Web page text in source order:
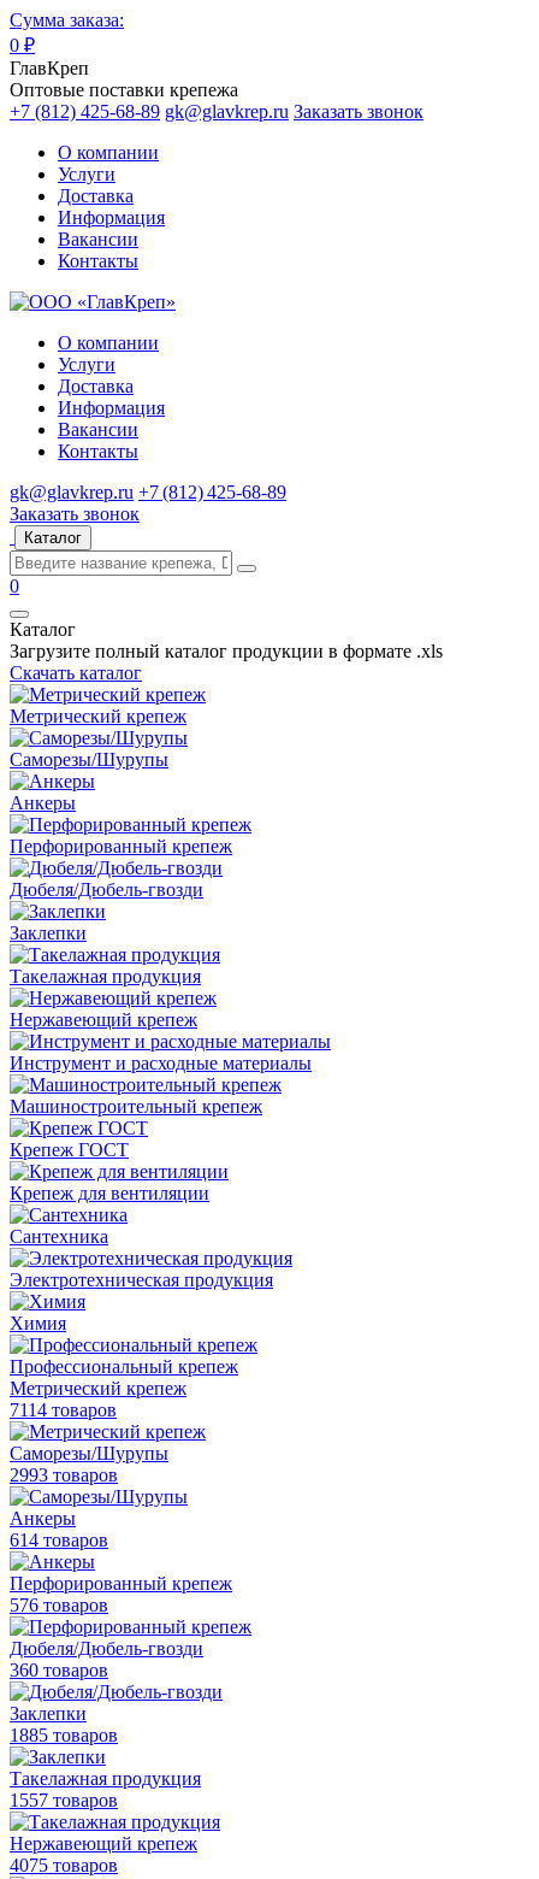
Сумма заказа:
0 ₽
ГлавКреп
Оптовые поставки крепежа
+7 (812) 425-68-89 gk@glavkrep.ru Заказать звонок
О компании
Услуги
Доставка
Информация
Вакансии
Контакты
О компании
Услуги
Доставка
Информация
Вакансии
Контакты
gk@glavkrep.ru +7 (812) 425-68-89
Заказать звонок
Каталог
0
Каталог
Загрузите полный каталог продукции в формате .xls
Скачать каталог
Метрический крепеж
Саморезы/Шурупы
Анкеры
Перфорированный крепеж
Дюбеля/Дюбель-гвозди
Заклепки
Такелажная продукция
Нержавеющий крепеж
Инструмент и расходные материалы
Машиностроительный крепеж
Крепеж ГОСТ
Крепеж для вентиляции
Сантехника
Электротехническая продукция
Химия
Профессиональный крепеж
Метрический крепеж
7114 товаров
Саморезы/Шурупы
2993 товаров
Анкеры
614 товаров
Перфорированный крепеж
576 товаров
Дюбеля/Дюбель-гвозди
360 товаров
Заклепки
1885 товаров
Такелажная продукция
1557 товаров
Нержавеющий крепеж
4075 товаров